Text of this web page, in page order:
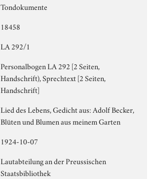
Tondokumente
18458
LA 292/1
Personalbogen LA 292 [2 Seiten,
Handschrift), Sprechtext [2 Seiten,
Handschrift]
Lied des Lebens, Gedicht aus: Adolf Becker,
Blüten und Blumen aus meinem Garten
1924-10-07
Lautabteilung an der Preussischen
Staatsbibliothek